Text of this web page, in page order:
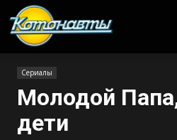
Сериалы
Молодой
дети